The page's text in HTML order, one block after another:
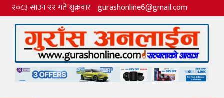
२०८३ साउन २२ गते शुक्रवार gurashonline6@gmail.com